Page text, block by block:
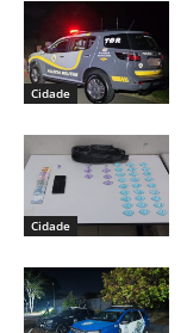
Cidade
Cidade